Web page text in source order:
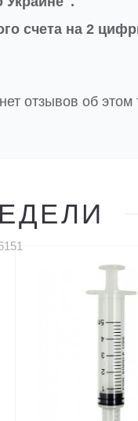
счета на 2
отзывов об этом